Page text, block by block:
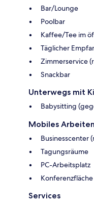
Bar/Lounge
Poolbar
Kaffee/Tee im
Täglicher
Zimmerservice
Snackbar
Unterwegs mit
Babysitting
Mobiles Arbeiten
Businesscenter
Tagungsräume
PC-Arbeitsplatz
Services